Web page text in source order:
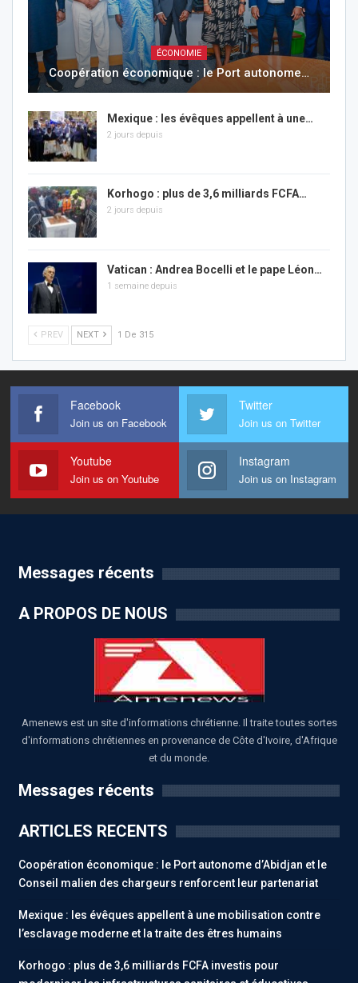
ÉCONOMIE
Coopération économique : le Port autonome…
Mexique : les évêques appellent à une…
2 jours depuis
Korhogo : plus de 3,6 milliards FCFA…
2 jours depuis
Vatican : Andrea Bocelli et le pape Léon…
1 semaine depuis
PREV NEXT 1 De 315
Facebook
Join us on Facebook
Twitter
Join us on Twitter
Youtube
Join us on Youtube
Instagram
Join us on Instagram
Messages récents
A PROPOS DE NOUS
Amenews est un site d'informations chrétienne. Il traite toutes sortes
d'informations chrétiennes en provenance de Côte d'Ivoire, d'Afrique
et du monde.
Messages récents
ARTICLES RECENTS
Coopération économique : le Port autonome d’Abidjan et le
Conseil malien des chargeurs renforcent leur partenariat
Mexique : les évêques appellent à une mobilisation contre
l’esclavage moderne et la traite des êtres humains
Korhogo : plus de 3,6 milliards FCFA investis pour